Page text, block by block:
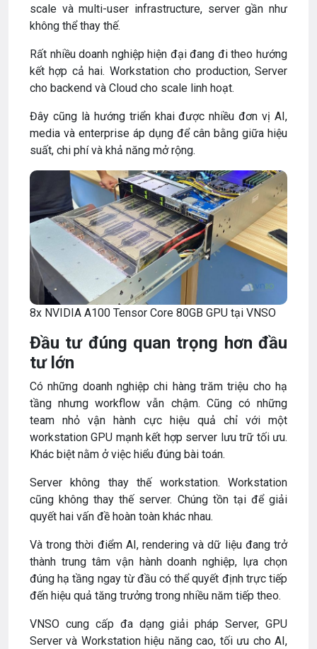
scale và multi-user infrastructure, server gần như
không thể thay thế.
Rất nhiều doanh nghiệp hiện đại đang đi theo hướng
kết hợp cả hai. Workstation cho production, Server
cho backend và Cloud cho scale linh hoạt.
Đây cũng là hướng triển khai được nhiều đơn vị AI,
media và enterprise áp dụng để cân bằng giữa hiệu
suất, chi phí và khả năng mở rộng.
8x NVIDIA A100 Tensor Core 80GB GPU tại VNSO
Đầu tư đúng quan trọng hơn đầu
tư lớn
Có những doanh nghiệp chi hàng trăm triệu cho hạ
tầng nhưng workflow vẫn chậm. Cũng có những
team nhỏ vận hành cực hiệu quả chỉ với một
workstation GPU mạnh kết hợp server lưu trữ tối ưu.
Khác biệt nằm ở việc hiểu đúng bài toán.
Server không thay thế workstation. Workstation
cũng không thay thế server. Chúng tồn tại để giải
quyết hai vấn đề hoàn toàn khác nhau.
Và trong thời điểm AI, rendering và dữ liệu đang trở
thành trung tâm vận hành doanh nghiệp, lựa chọn
đúng hạ tầng ngay từ đầu có thể quyết định trực tiếp
đến hiệu quả tăng trưởng trong nhiều năm tiếp theo.
VNSO cung cấp đa dạng giải pháp Server, GPU
Server và Workstation hiệu năng cao, tối ưu cho AI,